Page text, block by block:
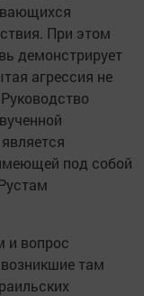
При этом
демонстрирует
агрессия не
под собой
и вопрос
там